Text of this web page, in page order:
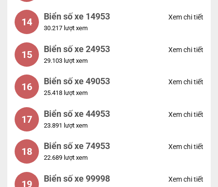
14 Biển số xe 14953
30.217 lượt xem
Xem chi tiết
15 Biển số xe 24953
29.103 lượt xem
Xem chi tiết
16 Biển số xe 49053
25.418 lượt xem
Xem chi tiết
17 Biển số xe 44953
23.891 lượt xem
Xem chi tiết
18 Biển số xe 74953
22.689 lượt xem
Xem chi tiết
19 Biển số xe 99998 Xem chi tiết